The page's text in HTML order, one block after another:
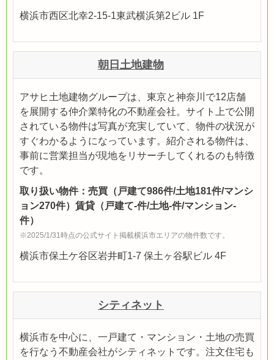
横浜市西区北幸2-15-1東武横浜第2ビル 1F
朝日土地建物
アサヒ土地建物グループは、東京と神奈川で12店舗
を展開する仲介業特化の不動産会社。サイト上で公開
されている物件は写真が充実していて、物件の状況が
すぐわかるようになっています。紹介される物件は、
事前に営業担当が現地をリサーチしてくれるのも特徴
です。
取り扱い物件：売買（戸建て986件/土地181件/マンシ
ョン270件）賃貸（戸建て-件/土地-件/マンション-
件）
※2025/1/31時点の公式サイト掲載横浜市エリアの物件数です。
横浜市保土ケ谷区岩井町1-7 保土ヶ谷駅ビル 4F
シティネット
横浜市を中心に、一戸建て・マンション・土地の売買
を行なう不動産会社がシティネットです。注文住宅も